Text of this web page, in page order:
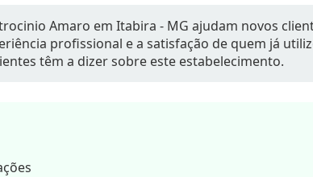
Amaro em Itabira - MG ajudam novos
profissional e a satisfação de quem já
têm a dizer sobre este estabelecimento.